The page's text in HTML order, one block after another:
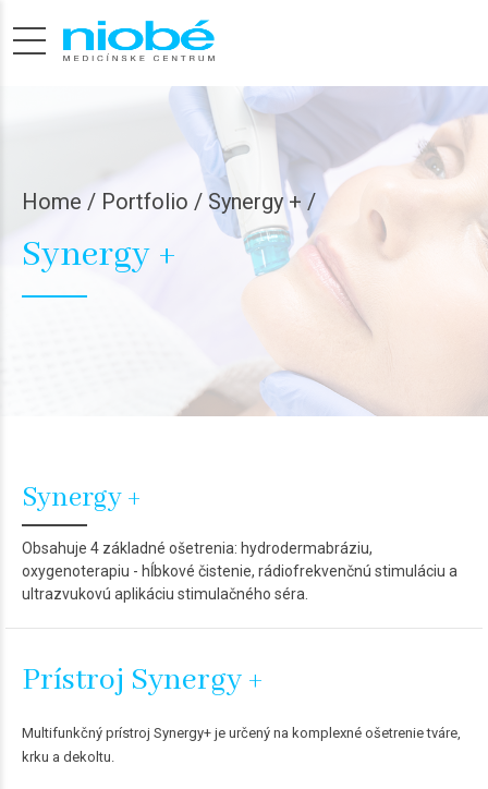
Home Portfolio / Synergy + /
Synergy +
Synergy +
Obsahuje 4 základné ošetrenia: hydrodermabráziu,
oxygenoterapiu - hĺbkové čistenie, rádiofrekvenčnú stimuláciu a
ultrazvukovú aplikáciu stimulačného séra.
Prístroj Synergy +
Multifunkčný prístroj Synergy+ je určený na komplexné ošetrenie tváre,
krku a dekoltu.